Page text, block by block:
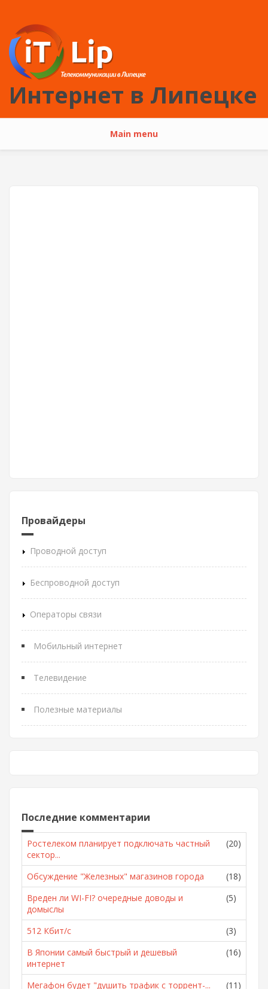
Интернет в Липецке
Main menu
Провайдеры
Проводной доступ
Беспроводной доступ
Операторы связи
Мобильный интернет
Телевидение
Полезные материалы
Последние комментарии
Ростелеком планирует подключать частный
сектор...
(20)
Обсуждение "Железных" магазинов города
(18)
Вреден ли WI-FI? очередные доводы и
домыслы
(5)
512 Кбит/с
(3)
В Японии самый быстрый и дешевый
интернет
(16)
Мегафон будет "душить трафик с торрент-...
(11)